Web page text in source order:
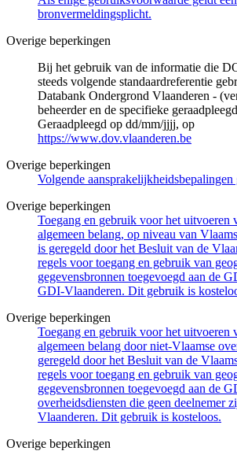
bronvermeldingsplicht.
Overige beperkingen
Bij het gebruik van de informatie die
steeds volgende standaardreferentie
Databank Ondergrond Vlaanderen -
beheerder en de specifieke
Geraadpleegd op dd/mm/jjjj, op
https://www.dov.vlaanderen.be
Overige beperkingen
Volgende aansprakelijkheidsbepalingen
Overige beperkingen
Toegang en gebruik voor het uitvoeren
algemeen belang, op niveau van
is geregeld door het Besluit van de
regels voor toegang en gebruik van
gegevensbronnen toegevoegd aan de
GDI-Vlaanderen. Dit gebruik is
Overige beperkingen
Toegang en gebruik voor het uitvoeren
algemeen belang door niet-Vlaamse
geregeld door het Besluit van de
regels voor toegang en gebruik van
gegevensbronnen toegevoegd aan de
overheidsdiensten die geen deelnemer
Vlaanderen. Dit gebruik is kosteloos.
Overige beperkingen